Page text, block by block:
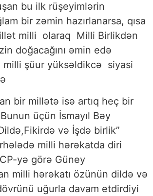
bu ilk rüşeyimlərin
bir zəmin hazırlanarsa, qısa
milli olaraq Milli Birlikdən
doğacağını əmin edə
milli şüur yüksəldikcə siyasi
bir millətə isə artıq heç bir
üçün İsmayıl Bəy
və İşdə birlik”
milli hərəkatda diri
yə görə Güney
milli hərəkatı özünün dildə və
uğurla davam etdirdiyi